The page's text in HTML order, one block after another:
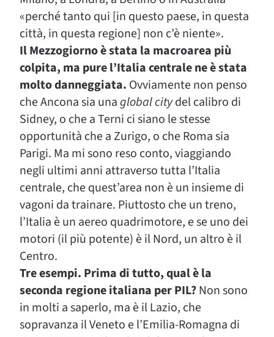
«perché tanto qui [in questo paese, in questa
città, in questa regione] non c’è niente».
Il Mezzogiorno è stata la macroarea più
colpita, ma pure l’Italia centrale ne è stata
molto danneggiata. Ovviamente non penso
che Ancona sia unaglobal citydel calibro di
Sidney, o che a Terni ci siano le stesse
opportunità che a Zurigo, o che Roma sia
Parigi. Ma mi sono reso conto, viaggiando
negli ultimi anni attraverso tutta l’Italia
centrale, che quest’area non è un insieme di
vagoni da trainare. Piuttosto che un treno,
l’Italia è un aereo quadrimotore, e se uno dei
motori (il più potente) è il Nord, un altro è il
Centro.
Tre esempi. Prima di tutto, qual è la
seconda regione italiana per PIL?Non sono
in molti a saperlo, ma è il Lazio, che
sopravanza il Veneto e l’Emilia-Romagna di